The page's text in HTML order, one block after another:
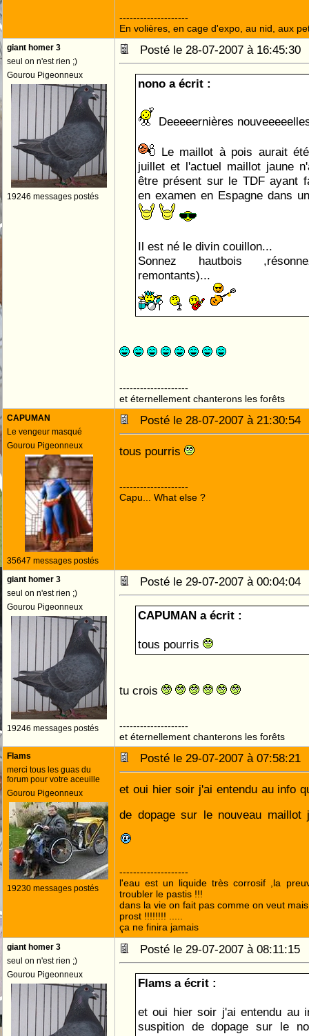
--------------------
En volières, en cage d'expo, au nid, aux
giant homer 3
seul on n'est rien ;)
Gourou Pigeonneux
19246 messages postés
Posté le 28-07-2007 à
nono a écrit :
Deeeeernières
Le maillot à pois aurait
juillet et l'actuel maillot jaune
être présent sur le TDF ayant
en examen en Espagne dans
Il est né le divin couillon...
Sonnez hautbois
remontants)...
--------------------
et éternellement chanterons les forêts
CAPUMAN
Le vengeur masqué
Gourou Pigeonneux
35647 messages postés
Posté le 28-07-2007 à
tous pourris
--------------------
Capu... What else ?
giant homer 3
seul on n'est rien ;)
Gourou Pigeonneux
19246 messages postés
Posté le 29-07-2007 à
CAPUMAN a écrit :
tous pourris
tu crois
--------------------
et éternellement chanterons les forêts
Flams
merci tous les guas du
forum pour votre aceuille
Gourou Pigeonneux
19230 messages postés
Posté le 29-07-2007 à
et oui hier soir j'ai entendu au info
de dopage sur le nouveau maillot
--------------------
l'eau est un liquide très corrosif ,la
troubler le pastis !!!
dans la vie on fait pas comme on veut
prost !!!!!!!! .....
ça ne finira jamais
giant homer 3
seul on n'est rien ;)
Gourou Pigeonneux
Posté le 29-07-2007 à
Flams a écrit :
et oui hier soir j'ai entendu au
suspition de dopage sur le